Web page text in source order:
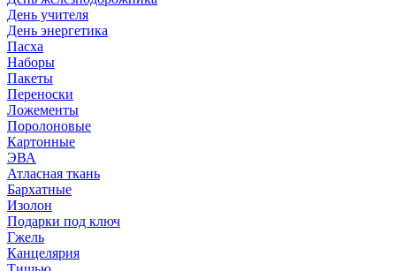
День учителя
День энергетика
Пасха
Наборы
Пакеты
Переноски
Ложементы
Поролоновые
Картонные
ЭВА
Атласная ткань
Бархатные
Изолон
Подарки под ключ
Гжель
Канцелярия